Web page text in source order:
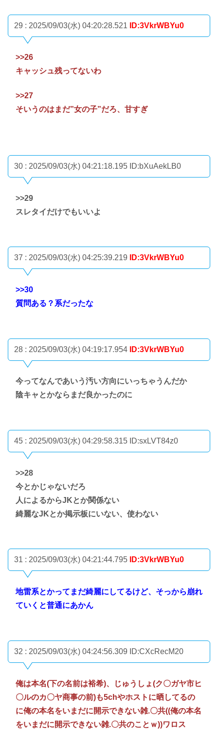
29 : 2025/09/03(水) 04:20:28.521 ID:3VkrWBYu0
>>26
キャッシュ残ってないわ
>>27
そいうのはまだ”女の子”だろ、甘すぎ
30 : 2025/09/03(水) 04:21:18.195 ID:bXuAekLB0
>>29
スレタイだけでもいいよ
37 : 2025/09/03(水) 04:25:39.219 ID:3VkrWBYu0
>>30
質問ある？系だったな
28 : 2025/09/03(水) 04:19:17.954 ID:3VkrWBYu0
今ってなんであいう汚い方向にいっちゃうんだか
陰キャとかならまだ良かったのに
45 : 2025/09/03(水) 04:29:58.315 ID:sxLVT84z0
>>28
今とかじゃないだろ
人によるからJKとか関係ない
綺麗なJKとか掲示板にいない、使わない
31 : 2025/09/03(水) 04:21:44.795 ID:3VkrWBYu0
地雷系とかってまだ綺麗にしてるけど、そっから崩れ
ていくと普通にあかん
32 : 2025/09/03(水) 04:24:56.309 ID:CXcRecM20
俺は本名(下の名前は裕希)、じゅうしょ(ク〇ガヤ市ヒ
〇ルのカ〇ヤ商事の前)も5chやホストに晒してるの
に俺の本名をいまだに開示できない雑.〇共((俺の本名
をいまだに開示できない雑.〇共のことｗ))ワロス